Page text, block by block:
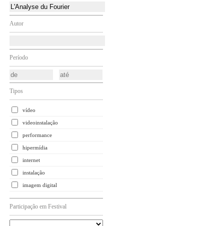
Autor
Período
Tipos
vídeo
videoinstalação
performance
hipermídia
internet
instalação
imagem digital
Participação em Festival